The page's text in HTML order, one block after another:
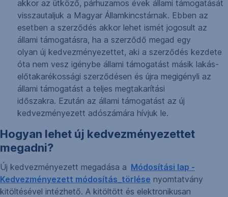
akkor az ütköző, párhuzamos évek állami támogatását
visszautaljuk a Magyar Államkincstárnak. Ebben az
esetben a szerződés akkor lehet ismét jogosult az
állami támogatásra, ha a szerződő megad egy
olyan új kedvezményezettet, aki a szerződés kezdete
óta nem vesz igénybe állami támogatást másik lakás-
előtakarékossági szerződésen és újra megigényli az
állami támogatást a teljes megtakarítási
időszakra. Ezután az állami támogatást az új
kedvezményezett adószámára hívjuk le.
Hogyan lehet új kedvezményezettet
megadni?
Új kedvezményezett megadása a Módosítási lap -
Kedvezményezett módosítás_törlése nyomtatvány
kitöltésével intézhető. A kitöltött és elektronikusan